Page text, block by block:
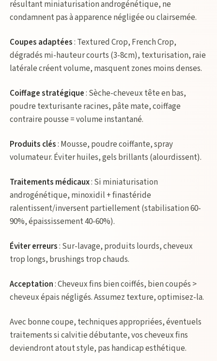
résultant miniaturisation androgénétique, ne
condamnent pas à apparence négligée ou clairsemée.
Coupes adaptées: Textured Crop, French Crop,
dégradés mi-hauteur courts (3-8cm), texturisation, raie
latérale créent volume, masquent zones moins denses.
Coiffage stratégique: Sèche-cheveux tête en bas,
poudre texturisante racines, pâte mate, coiffage
contraire pousse = volume instantané.
Produits clés: Mousse, poudre coiffante, spray
volumateur. Éviter huiles, gels brillants (alourdissent).
Traitements médicaux: Si miniaturisation
androgénétique, minoxidil + finastéride
ralentissent/inversent partiellement (stabilisation 60-
90%, épaississement 40-60%).
Éviter erreurs: Sur-lavage, produits lourds, cheveux
trop longs, brushings trop chauds.
Acceptation: Cheveux fins bien coiffés, bien coupés >
cheveux épais négligés. Assumez texture, optimisez-la.
Avec bonne coupe, techniques appropriées, éventuels
traitements si calvitie débutante, vos cheveux fins
deviendront atout style, pas handicap esthétique.